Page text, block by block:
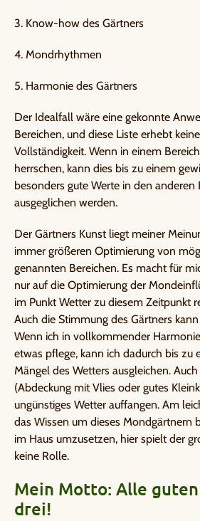
3. Know-how des Gärtners
4. Mondrhythmen
5. Harmonie des Gärtners
Der Idealfall wäre eine gekonnte
Bereichen, und diese Liste erhebt
Vollständigkeit. Wenn in einem
herrschen, kann dies bis zu einem
besonders gute Werte in den anderen
ausgeglichen werden.
Der Gärtners Kunst liegt meiner
immer größeren Optimierung von
genannten Bereichen. Es macht für
nur auf die Optimierung der
im Punkt Wetter zu diesem Zeitpunkt
Auch die Stimmung des Gärtners
Wenn ich in vollkommender
etwas pflege, kann ich dadurch bis zu
Mängel des Wetters ausgleichen.
(Abdeckung mit Vlies oder gutes
ungünstiges Wetter auffangen. Am
das Wissen um dieses Mondgärtnern
im Haus umzusetzen, hier spielt der
keine Rolle.
Mein Motto: Alle
drei!